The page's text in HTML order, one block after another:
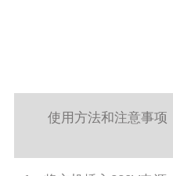
使用方法和注意事项